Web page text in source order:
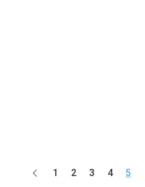
1 2 3 4 5